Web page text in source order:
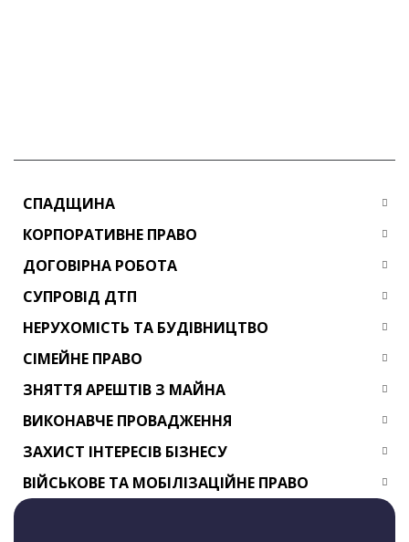
СПАДЩИНА
КОРПОРАТИВНЕ ПРАВО
ДОГОВІРНА РОБОТА
СУПРОВІД ДТП
НЕРУХОМІСТЬ ТА БУДІВНИЦТВО
СІМЕЙНЕ ПРАВО
ЗНЯТТЯ АРЕШТІВ З МАЙНА
ВИКОНАВЧЕ ПРОВАДЖЕННЯ
ЗАХИСТ ІНТЕРЕСІВ БІЗНЕСУ
ВІЙСЬКОВЕ ТА МОБІЛІЗАЦІЙНЕ ПРАВО